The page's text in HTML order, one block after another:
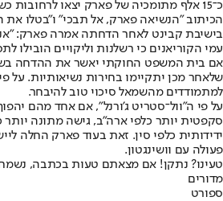
כ־15 אלף מתומכיה של פארק יצאו
הכיתוב "הנשיאה פארק, אל תבכי" ו"בטלו את
בישיבת קבינט לאחר הדחתה אמרה פארק:
עמי הקוריאנים כי רשלנות וליקויים הובילו
אם בית המשפט החוקתי יאשר את ההדחה
שלאחר מכן יתקיימו בחירות נשיאותיות. על
למתמודדים מהשמאל סיכוי טוב להיבחר.
על פי ה"וול־סטריט ג'ורנל", אם אחד מהם
סקפטית יותר כלפי ארה"ב, גישה מתונה יותר
ידידותית כלפי סין. זאת בעוד פארק החלה
פעולה עם וושינגטון.
טעינו? נתקן! אם מצאתם טעות בכתבה,
מדורים
ספורט